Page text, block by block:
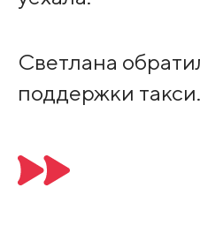
Светлана
поддержки такси.